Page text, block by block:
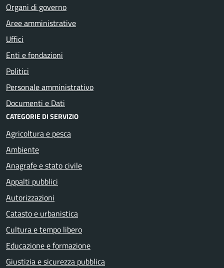
Organi di governo
Aree amministrative
Uffici
Enti e fondazioni
Politici
Personale amministrativo
Documenti e Dati
CATEGORIE DI SERVIZIO
Agricoltura e pesca
Ambiente
Anagrafe e stato civile
Appalti pubblici
Autorizzazioni
Catasto e urbanistica
Cultura e tempo libero
Educazione e formazione
Giustizia e sicurezza pubblica